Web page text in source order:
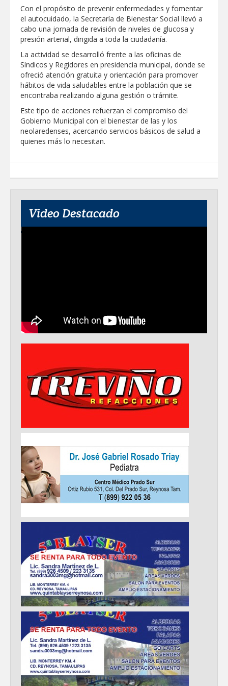
"Jefes de Familia", programa de apoyo
social municipal para los reynosenses
Supervisa rector Dámaso Anaya nueva
sede para la Facultad de Arquitectura de
la UAT en Ciudad Victoria
Agiliza el ITAVU procesos de
escrituración para brindar certeza
patrimonial a más familias de
Tamaulipas
GOBIERNO MUNICIPAL EXHORTA A
PREVENIR ENFERMEDADES DURANTE
LA TEMPORADA DE CALOR
Intensificó Municipio programa de
bacheo en cuatro colonias de Reynosa
Respalda la SET acuerdos de la
AVANZAN TRABAJOS DE
MODERNIZACIÓN EN AVENIDA
MANTIENE EL RITMO DE LAS OBRAS
PRIORITARIAS
Atendió Protección Civil de Reynosa
reportes ante lluvias
Con el propósito de prevenir enfermedades y fomentar
el autocuidado, la Secretaría de Bienestar Social llevó a
cabo una jornada de revisión de niveles de glucosa y
presión arterial, dirigida a toda la ciudadanía.
La actividad se desarrolló frente a las oficinas de
Síndicos y Regidores en presidencia municipal, donde se
ofreció atención gratuita y orientación para promover
hábitos de vida saludables entre la población que se
encontraba realizando alguna gestión o trámite.
Este tipo de acciones refuerzan el compromiso del
Gobierno Municipal con el bienestar de las y los
neolaredenses, acercando servicios básicos de salud a
quienes más lo necesitan.
Video Destacado